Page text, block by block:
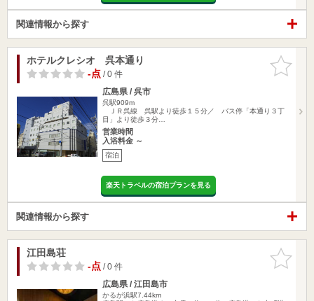
関連情報から探す
お気に入
りに追加
ホテルクレシオ 呉本通り
-点/ 0 件
広島県 / 呉市
呉駅909m
ＪＲ呉線 呉駅より徒歩１５分／ バス停「本通り３丁
目」より徒歩３分…
営業時間
入浴料金 ～
宿泊
楽天トラベルの宿泊プランを見る
関連情報から探す
お気に入
りに追加
江田島荘
-点/ 0 件
広島県 / 江田島市
かるが浜駅7.44km